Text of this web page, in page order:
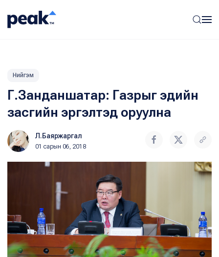
Нийгэм
Г.Занданшатар: Газрыг эдийн
засгийн эргэлтэд оруулна
Л.Баяржаргал
01 сарын 06, 2018